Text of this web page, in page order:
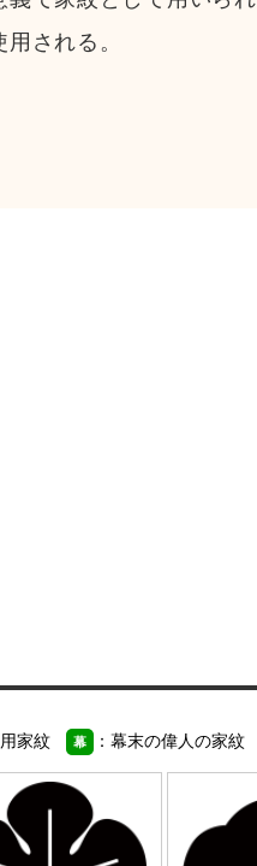
される。
家紋 幕 ：幕末の偉人の家紋